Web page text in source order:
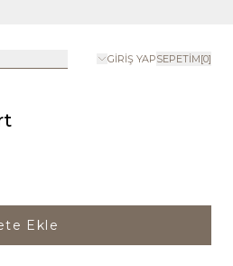
GIRIŞ YAPSEPETIM[0]
Ekle